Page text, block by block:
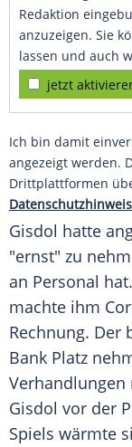
Redaktion
anzuzeigen. Sie
lassen und auch
jetzt
Ich bin damit
angezeigt werden.
Drittplattformen
Gisdol hatte
"ernst" zu
an Personal
machte ihm
Rechnung. Der
Bank Platz
Gisdol vor der
Spiels wärmte